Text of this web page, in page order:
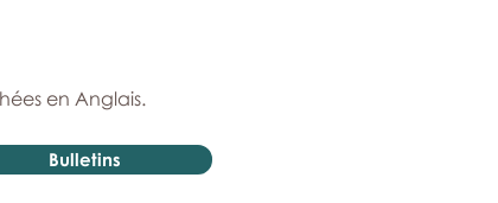
en Anglais.
Bulletins